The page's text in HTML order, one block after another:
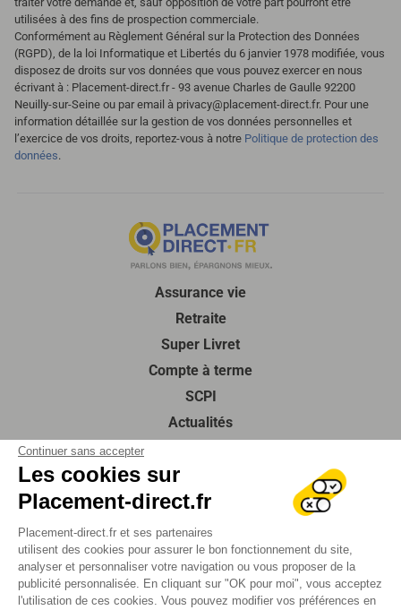
Continuer sans accepter
Les cookies sur
Placement-direct.fr
Placement-direct.fr et ses partenaires
utilisent des cookies pour assurer le bon fonctionnement du site,
analyser et personnaliser votre navigation ou vous proposer de la
publicité personnalisée. En cliquant sur "OK pour moi", vous acceptez
l'utilisation de ces cookies. Vous pouvez modifier vos préférences en
utilisées à des fins de prospection commerciale.
Conformément au Règlement Général sur la Protection des Données
(RGPD), de la loi Informatique et Libertés du 6 janvier 1978 modifiée, vous
disposez de droits sur vos données que vous pouvez exercer en nous
écrivant à : Placement-direct.fr - 93 avenue Charles de Gaulle 92200
Neuilly-sur-Seine ou par email à privacy@placement-direct.fr. Pour une
information détaillée sur la gestion de vos données personnelles et
l’exercice de vos droits, reportez-vous à notre Politique de protection des
données.
Assurance vie
Retraite
Super Livret
Compte à terme
SCPI
Actualités
Guides de l’épargne
À propos de nous
Contactez-nous
Foire aux questions
SUIVEZ-NOUS